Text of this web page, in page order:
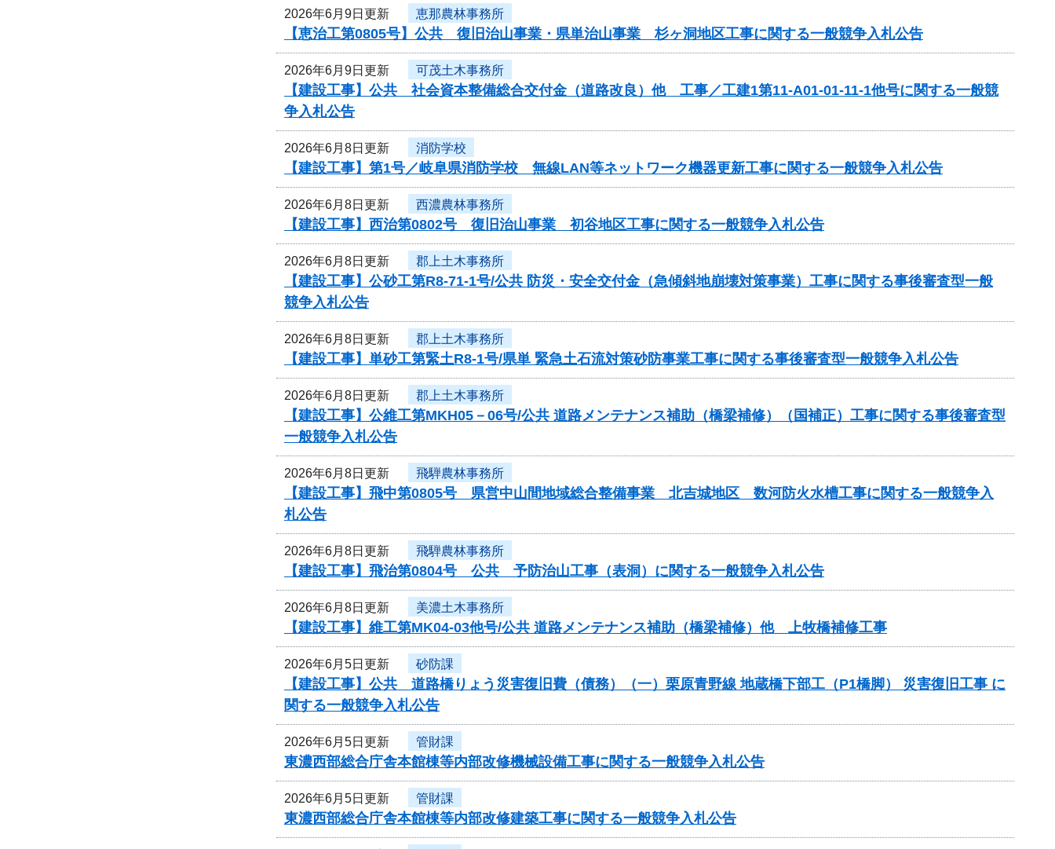
2026年6月9日更新 恵那農林事務所
【恵治工第0805号】公共 復旧治山事業・県単治山事業 杉ヶ洞地区工事に関する一般競争入札公告
2026年6月9日更新 可茂土木事務所
【建設工事】公共 社会資本整備総合交付金（道路改良）他 工事／工建1第11-A01-01-11-1他号に関する一般競
争入札公告
2026年6月8日更新 消防学校
【建設工事】第1号／岐阜県消防学校 無線LAN等ネットワーク機器更新工事に関する一般競争入札公告
2026年6月8日更新 西濃農林事務所
【建設工事】西治第0802号 復旧治山事業 初谷地区工事に関する一般競争入札公告
2026年6月8日更新 郡上土木事務所
【建設工事】公砂工第R8-71-1号/公共 防災・安全交付金（急傾斜地崩壊対策事業）工事に関する事後審査型一般
競争入札公告
2026年6月8日更新 郡上土木事務所
【建設工事】単砂工第緊土R8-1号/県単 緊急土石流対策砂防事業工事に関する事後審査型一般競争入札公告
2026年6月8日更新 郡上土木事務所
【建設工事】公維工第MKH05－06号/公共 道路メンテナンス補助（橋梁補修）（国補正）工事に関する事後審査型
一般競争入札公告
2026年6月8日更新 飛騨農林事務所
【建設工事】飛中第0805号 県営中山間地域総合整備事業 北吉城地区 数河防火水槽工事に関する一般競争入
札公告
2026年6月8日更新 飛騨農林事務所
【建設工事】飛治第0804号 公共 予防治山工事（表洞）に関する一般競争入札公告
2026年6月8日更新 美濃土木事務所
【建設工事】維工第MK04-03他号/公共 道路メンテナンス補助（橋梁補修）他 上牧橋補修工事
2026年6月5日更新 砂防課
【建設工事】公共 道路橋りょう災害復旧費（債務）（一）栗原青野線 地蔵橋下部工（P1橋脚） 災害復旧工事 に
関する一般競争入札公告
2026年6月5日更新 管財課
東濃西部総合庁舎本館棟等内部改修機械設備工事に関する一般競争入札公告
2026年6月5日更新 管財課
東濃西部総合庁舎本館棟等内部改修建築工事に関する一般競争入札公告